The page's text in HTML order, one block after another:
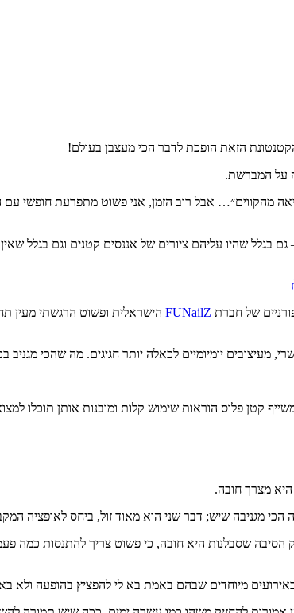
הזאת הופכת לדבר הכי מעצבן בעולם!
על המברשת.
מהקווים״… אבל רוב הזמן, אני פשוט מתפרעת חופשי
שהיו עליהם ציורים של אננסים קטנים וגם בגלל
FUNailZ הישראלית ופשוט הרגשתי מעין
מעיצובים יומיומיים לכאלה יותר חגיגים. מה שהכי
מצרך חובה.
מגניבה שיש; דבר שני הוא מאוד זול, ביחס לאופציה
הסיבה שסבלנות היא חובה, כי פשוט צריך להתנסות
מיוחדים שבהם באמת בא לי להפציץ בהופעה ולא